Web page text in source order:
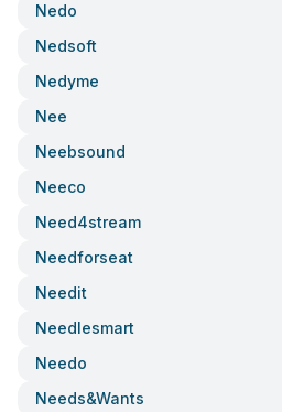
Nedo
Nedsoft
Nedyme
Nee
Neebsound
Neeco
Need4stream
Needforseat
Needit
Needlesmart
Needo
Needs&wants